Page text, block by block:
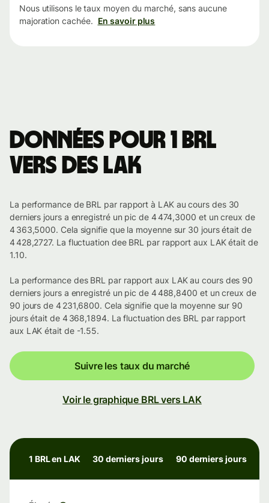
Nous utilisons le taux moyen du marché, sans aucune
majoration cachée. En savoir plus
Données pour 1 BRL
vers des LAK
La performance de BRL par rapport à LAK au cours des 30
derniers jours a enregistré un pic de 4 474,3000 et un creux de
4 363,5000. Cela signifie que la moyenne sur 30 jours était de
4 428,2727. La fluctuation dee BRL par rapport aux LAK était de
1.10.
La performance des BRL par rapport aux LAK au cours des 90
derniers jours a enregistré un pic de 4 488,8400 et un creux de
90 jours de 4 231,6800. Cela signifie que la moyenne sur 90
jours était de 4 368,1894. La fluctuation des BRL par rapport
aux LAK était de -1.55.
Suivre les taux du marché
Voir le graphique BRL vers LAK
1 BRL en LAK 30 derniers jours 90 derniers jours